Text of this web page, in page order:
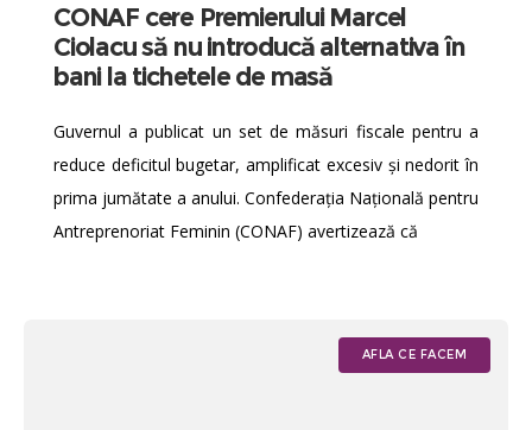
CONAF cere Premierului Marcel
Ciolacu să nu introducă alternativa în
bani la tichetele de masă
Guvernul a publicat un set de măsuri fiscale pentru a
reduce deficitul bugetar, amplificat excesiv și nedorit în
prima jumătate a anului. Confederația Națională pentru
Antreprenoriat Feminin (CONAF) avertizează că
AFLA CE FACEM